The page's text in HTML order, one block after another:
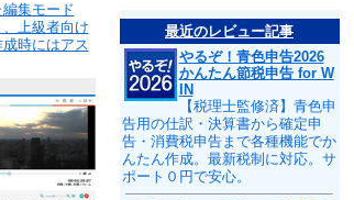
集モード
上級者向け
時にはアス
最近のレビュー記事
やるぞ！青色申告2026
かんたん節税申告 for W
IN
【税理士監修済】青色申
告用の仕訳・決算書から確定申
告・消費税申告まで各種機能でか
んたん作成。最新税制に対応。サ
ポート０円で安心。